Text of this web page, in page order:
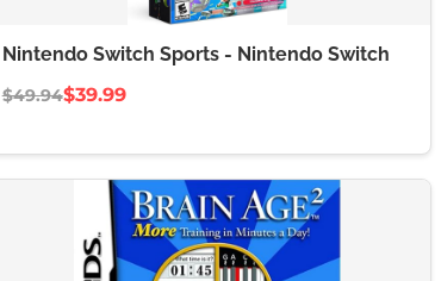
Nintendo Switch Sports - Nintendo Switch
$49.94$39.99